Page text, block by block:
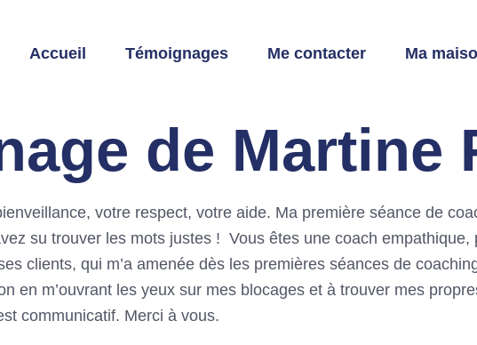
Accueil Témoignages Me contacter Ma
de Martine
votre respect, votre aide. Ma première séance de
su trouver les mots justes ! Vous êtes une coach empathique,
clients, qui m’a amenée dès les premières séances de
en m’ouvrant les yeux sur mes blocages et à trouver mes
communicatif. Merci à vous.